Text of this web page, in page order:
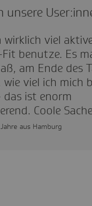
unsere
wirklich viel
Fit benutze. Es
am Ende des
wie viel ich mich
das ist enorm
Coole
aus Hamburg